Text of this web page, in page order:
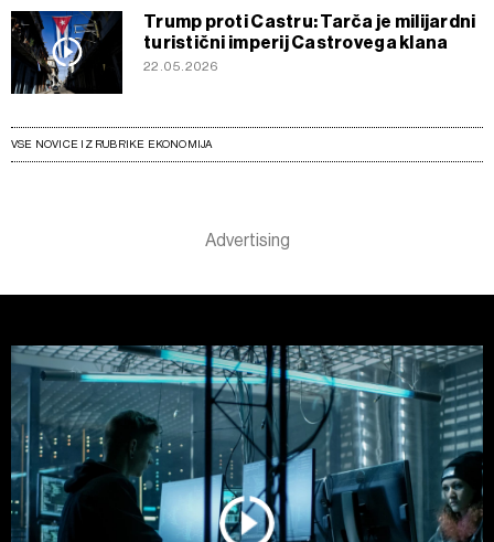
Trump proti Castru: Tarča je milijardni
turistični imperij Castrovega klana
22.05.2026
VSE NOVICE IZ RUBRIKE EKONOMIJA